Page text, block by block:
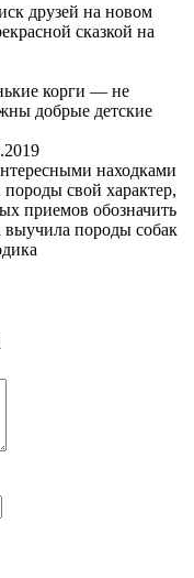
друзей на новом
сказкой на
корги — не
добрые детские
находками
свой характер,
приемов обозначить
выучила породы собак